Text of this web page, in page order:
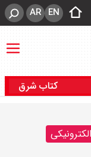
EN
AR
کتاب شرق